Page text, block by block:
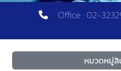
Office : 02-
หมวดหมู่สิ